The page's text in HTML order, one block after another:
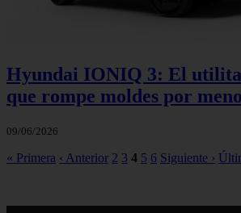
Hyundai IONIQ 3: El
que rompe moldes por
09/06/2026
« Primera ‹ Anterior 2 3 4 5 6 Siguiente ›